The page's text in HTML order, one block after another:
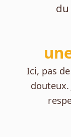
Ici, pas